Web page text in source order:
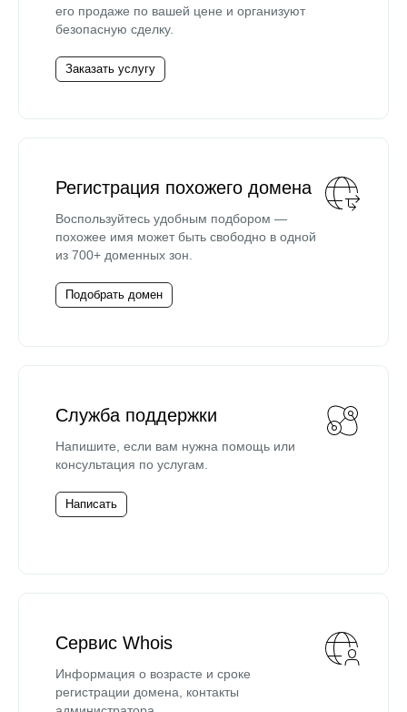
его продаже по вашей цене и организуют
безопасную сделку.
Заказать услугу
Регистрация похожего домена
Воспользуйтесь удобным подбором —
похожее имя может быть свободно в одной
из 700+ доменных зон.
Подобрать домен
Служба поддержки
Напишите, если вам нужна помощь или
консультация по услугам.
Написать
Сервис Whois
Информация о возрасте и сроке
регистрации домена, контакты